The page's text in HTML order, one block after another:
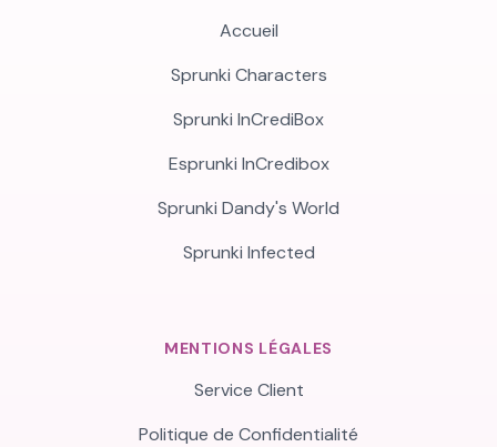
Accueil
Sprunki Characters
Sprunki InCrediBox
Esprunki InCredibox
Sprunki Dandy's World
Sprunki Infected
MENTIONS LÉGALES
Service Client
Politique de Confidentialité